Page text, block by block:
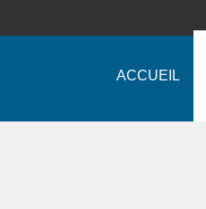
ACCUEIL